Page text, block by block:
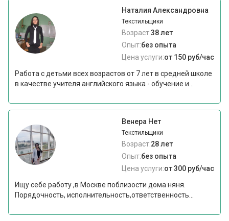
Наталия Александровна
Текстильщики
Возраст:38 лет
Опыт:без опыта
Цена услуги:от 150 руб/час
Работа с детьми всех возрастов от 7 лет в средней школе
в качестве учителя английского языка - обучение и...
Венера Нет
Текстильщики
Возраст:28 лет
Опыт:без опыта
Цена услуги:от 300 руб/час
Ищу себе работу ,в Москве поблизости дома няня.
Порядочность, исполнительность,ответственность...